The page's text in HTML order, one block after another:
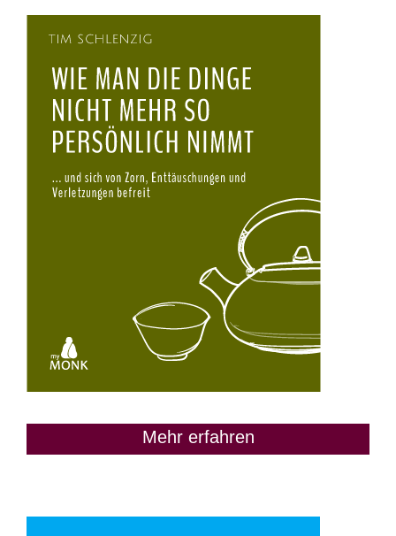
Mehr erfahren